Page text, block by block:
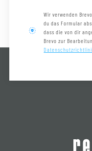
Wir verwenden
du das Formular
dass die von dir
Brevo zur